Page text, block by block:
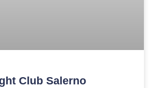
Club Salerno